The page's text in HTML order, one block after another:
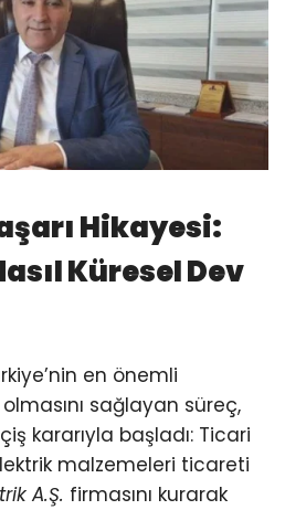
Hikayesi:
Küresel Dev
en önemli
sağlayan süreç,
kararıyla başladı: Ticari
malzemeleri ticareti
A.Ş. firmasını kurarak